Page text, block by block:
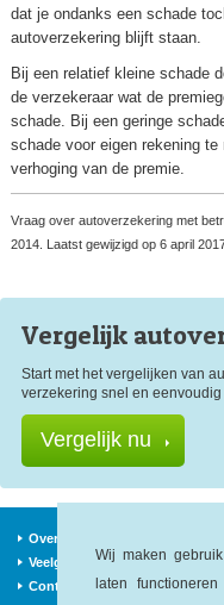
Wij maken
laten
dat je ondanks een schade
autoverzekering blijft staan.
Bij een relatief kleine schade
de verzekeraar wat de
schade. Bij een geringe
schade voor eigen rekening
verhoging van de premie.
Vraag over autoverzekering met
2014. Laatst gewijzigd op 6 april
Vergelijk auto
Start met het vergelijken van
verzekering snel en eenvoudig
Vergelijk nu
Over ons
Veelgestelde vragen
Contact